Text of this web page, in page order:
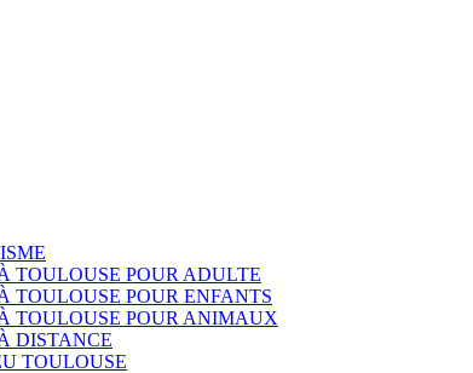
TOULOUSE POUR ADULTE
TOULOUSE POUR ENFANTS
TOULOUSE POUR ANIMAUX
DISTANCE
TOULOUSE